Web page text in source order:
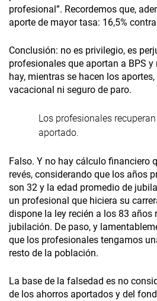
profesional”. Recordemos que,
aporte de mayor tasa: 16,5%
Conclusión: no es privilegio, es
profesionales que aportan a BPS
hay, mientras se hacen los
vacacional ni seguro de paro.
Los profesionales
aportado.
Falso. Y no hay cálculo financiero
revés, considerando que los años
son 32 y la edad promedio de
un profesional que hiciera su
dispone la ley recién a los 83 años
jubilación. De paso, y
que los profesionales tengamos
resto de la población.
La base de la falsedad es no
de los ahorros aportados y del